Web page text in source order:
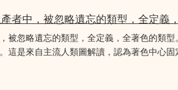
者中，被忽略遺忘的類型，全定義
被忽略遺忘的類型，全定義，全著色的類
是來自主流人類圖解讀，認為著色中心固